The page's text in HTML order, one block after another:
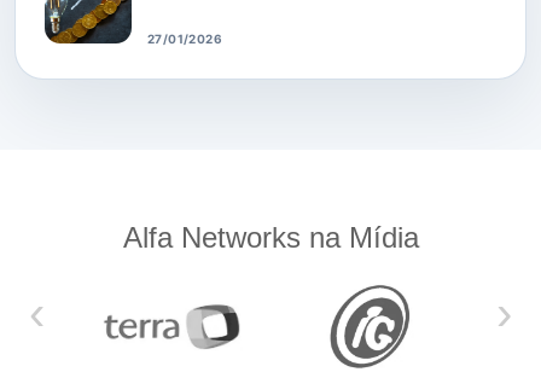
27/01/2026
Alfa Networks na Mídia
‹ ›